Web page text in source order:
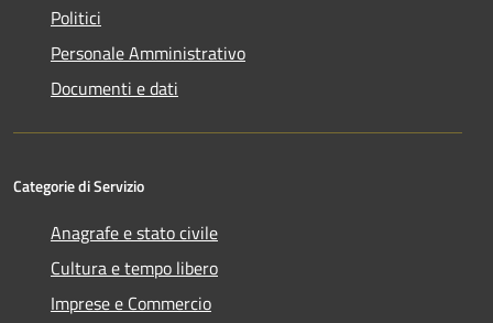
Politici
Personale Amministrativo
Documenti e dati
Categorie di Servizio
Anagrafe e stato civile
Cultura e tempo libero
Imprese e Commercio